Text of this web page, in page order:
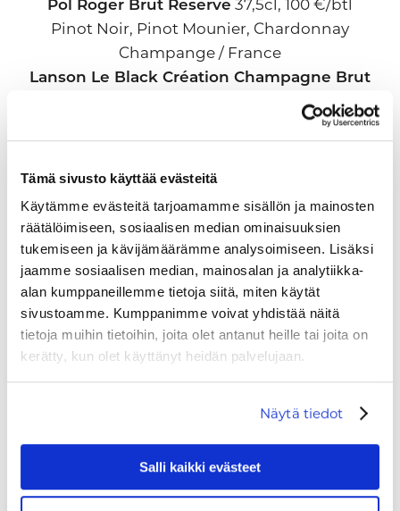
Tämä sivusto käyttää evästeitä
Käytämme evästeitä tarjoamamme sisällön ja mainosten
räätälöimiseen, sosiaalisen median ominaisuuksien
tukemiseen ja kävijämäärämme analysoimiseen. Lisäksi
jaamme sosiaalisen median, mainosalan ja analytiikka-
alan kumppaneillemme tietoja siitä, miten käytät
sivustoamme. Kumppanimme voivat yhdistää näitä
tietoja muihin tietoihin, joita olet antanut heille tai joita on
kerätty, kun olet käyttänyt heidän palvelujaan.
Näytä tiedot
Salli kaikki evästeet
Pol Roger Brut Reserve
Pinot Noir, Pinot Mounier, Chardonnay
Champange / France
Lanson Le Black Création Champagne Brut
Pinot Noir, Chardonnay, Pinot Meunier
Freixenet Cordon Negro Cava Brut Piccolo
20cl 15,00 €
Parellada, Xarel-lo, Macabeo / Spain
ROSÉ WINE
Marqués De Caceres Excellens Rose9 €/16cl,
46 €/btl
WHITE WINE